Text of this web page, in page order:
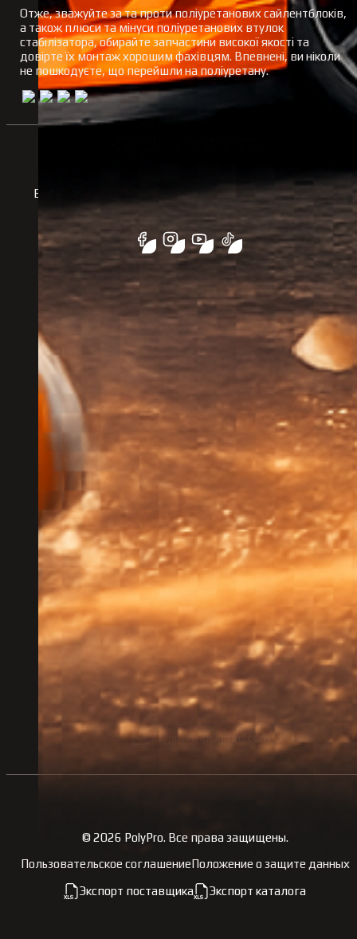
Отже, зважуйте за та проти поліуретанових сайлентблоків,
а також плюси та мінуси поліуретанових втулок
стабілізатора, обирайте запчастини високої якості та
довірте їх монтаж хорошим фахівцям. Впевнені, ви ніколи
не пошкодуєте, що перейшли на поліуретану.
Ведущий производитель качественных автозапчастей
Каталог
Информация
Гарантии
Оплата и доставка
Частые вопросы
Задать вопрос
Контакты
Украина, г. Шостка, ул. Украинская, 4А.
+38 097 677 32 19
polypro.help@gmail.com
© 2026 PolyPro. Все права защищены.
Пользовательское соглашениеПоложение о защите данных
Экспорт поставщика Экспорт каталога